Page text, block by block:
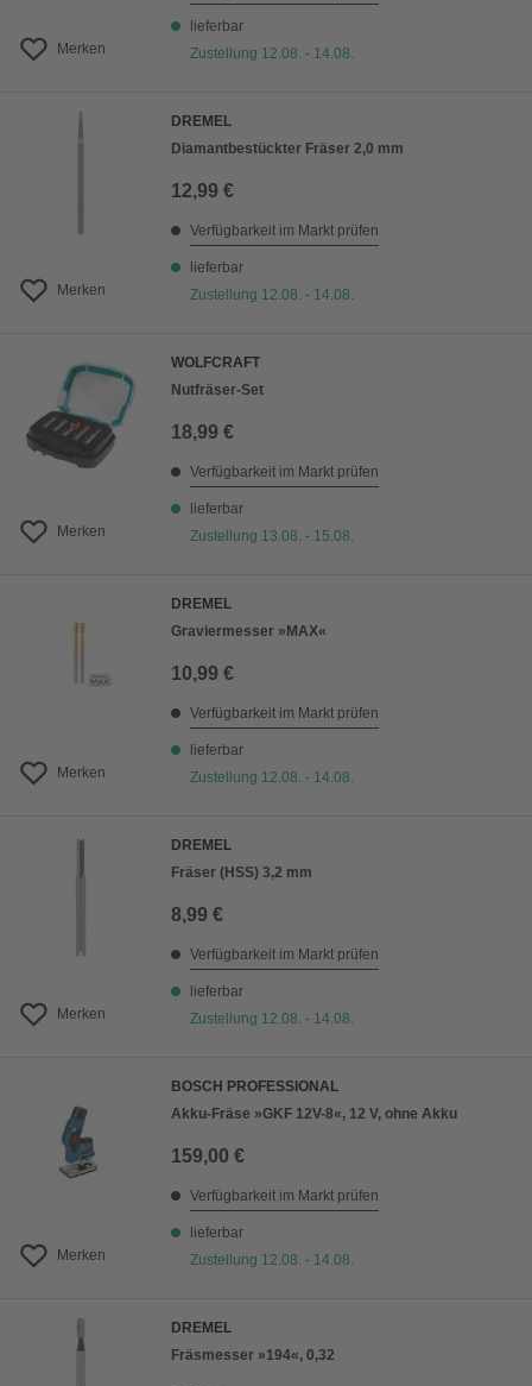
Merken
lieferbar
Zustellung 12.08. - 14.08.
Merken
DREMEL
Diamantbestückter Fräser 2,0 mm
12,99 €
Verfügbarkeit im Markt prüfen
lieferbar
Zustellung 12.08. - 14.08.
Merken
WOLFCRAFT
Nutfräser-Set
18,99 €
Verfügbarkeit im Markt prüfen
lieferbar
Zustellung 13.08. - 15.08.
Merken
DREMEL
Graviermesser »MAX«
10,99 €
Verfügbarkeit im Markt prüfen
lieferbar
Zustellung 12.08. - 14.08.
Merken
DREMEL
Fräser (HSS) 3,2 mm
8,99 €
Verfügbarkeit im Markt prüfen
lieferbar
Zustellung 12.08. - 14.08.
Merken
BOSCH PROFESSIONAL
Akku-Fräse »GKF 12V-8«, 12 V, ohne Akku
159,00 €
Verfügbarkeit im Markt prüfen
lieferbar
Zustellung 12.08. - 14.08.
DREMEL
Fräsmesser »194«, 0,32